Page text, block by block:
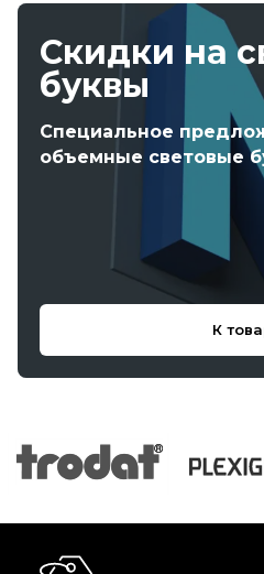
Скидки на
буквы
Специальное
объемные световые
К